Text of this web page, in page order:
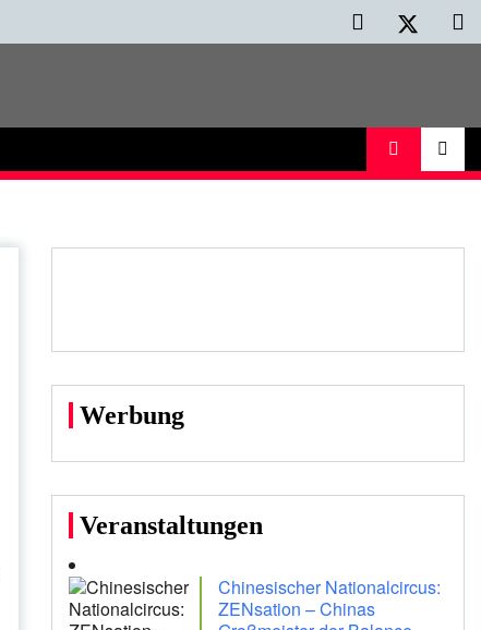
Werbung
Veranstaltungen
Chinesischer Nationalcircus:
ZENsation – Chinas